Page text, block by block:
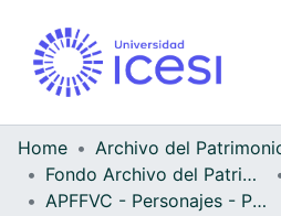
Home
Fondo Archivo del Patrimonio Fotográfico y Fílmico del Valle del Cauca
APFFVC - Personajes - Patrimonial